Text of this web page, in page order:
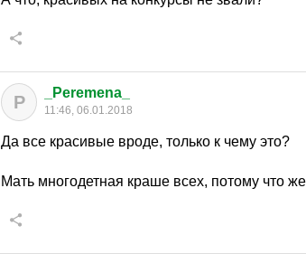
P _Peremena_
11:46, 06.01.2018
Да все красивые вроде, только к чему это?
Мать многодетная краше всех, потому что